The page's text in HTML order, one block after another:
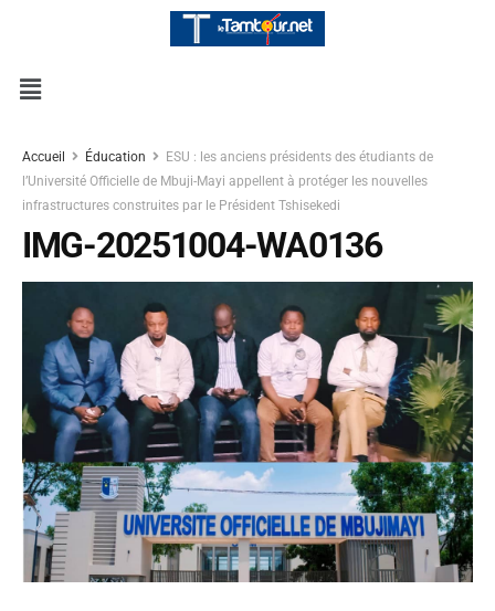
Accueil Éducation
ESU : les anciens présidents des étudiants de
l’Université Officielle de Mbuji-Mayi appellent à protéger les nouvelles
infrastructures construites par le Président Tshisekedi
IMG-20251004-WA0136